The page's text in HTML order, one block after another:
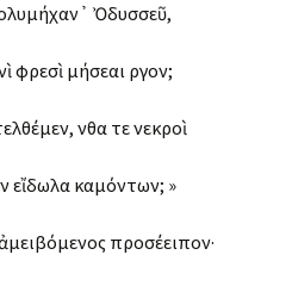
Ὀδυσσεῦ,
φρεσὶ μήσεαι ἔργον;
ἔνθα τε νεκροὶ
εἴδωλα καμόντων; »
προσέειπον·